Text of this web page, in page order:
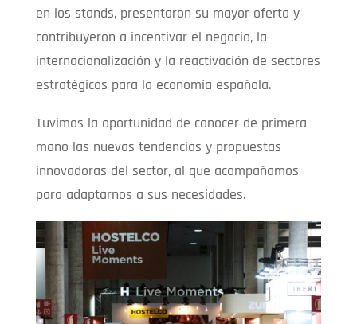
en los stands, presentaron su mayor oferta y
contribuyeron a incentivar el negocio, la
internacionalización y la reactivación de sectores
estratégicos para la economía española.
Tuvimos la oportunidad de conocer de primera
mano las nuevas tendencias y propuestas
innovadoras del sector, al que acompañamos
para adaptarnos a sus necesidades.